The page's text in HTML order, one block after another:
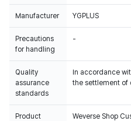
Manufacturer YGPLUS
Precautions
for handling
-
Quality
assurance
standards
In accordance
the settlement of
Product
Weverse Shop